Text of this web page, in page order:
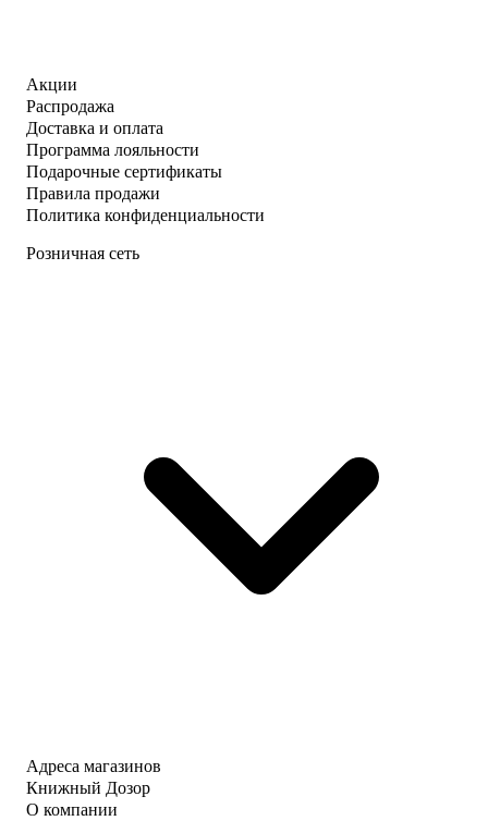
Акции
Распродажа
Доставка и оплата
Программа лояльности
Подарочные сертификаты
Правила продажи
Политика конфиденциальности
Розничная сеть
Адреса магазинов
Книжный Дозор
О компании